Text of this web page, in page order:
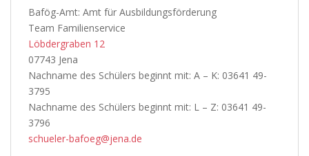
Bafög-Amt: Amt für Ausbildungsförderung
Team Familienservice
Löbdergraben 12
07743 Jena
Nachname des Schülers beginnt mit: A – K: 03641 49-
3795
Nachname des Schülers beginnt mit: L – Z: 03641 49-
3796
schueler-bafoeg@jena.de